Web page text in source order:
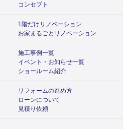
コンセプト
1階だけリノベーション
お家まるごとリノベーション
施工事例一覧
イベント・お知らせ一覧
ショールーム紹介
リフォームの進め方
ローンについて
見積り依頼